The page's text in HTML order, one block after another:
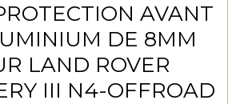
AVANT
DE 8MM
LAND ROVER
III N4-OFFROAD